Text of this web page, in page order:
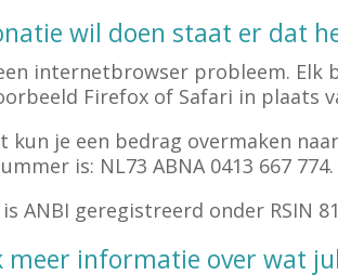
wil doen staat er dat
internetbrowser probleem. Elk
Firefox of Safari in plaats
kun je een bedrag overmaken
is: NL73 ABNA 0413 667 774.
ANBI geregistreerd onder RSIN
meer informatie over wat